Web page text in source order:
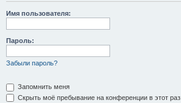
Имя пользователя:
Пароль:
Забыли пароль?
Запомнить меня
Скрыть моё пребывание на конференции в этот раз